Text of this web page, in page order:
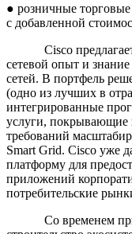
● розничные
с добавленной
Cisco предлагает
сетевой опыт и
сетей. В портфель
(одно из лучших в
интегрированные
услуги, покрывающие
требований
Smart Grid. Cisco уже
платформу для
приложений
потребительские
Со временем